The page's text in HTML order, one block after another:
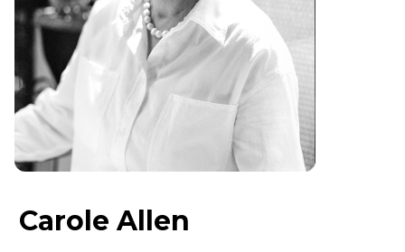
Carole Allen